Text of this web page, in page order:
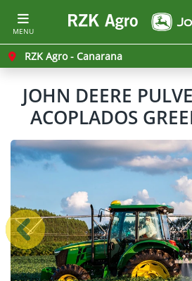
MENU
RZK Agro - Canarana
JOHN DEERE
ACOPLADOS
Anterior